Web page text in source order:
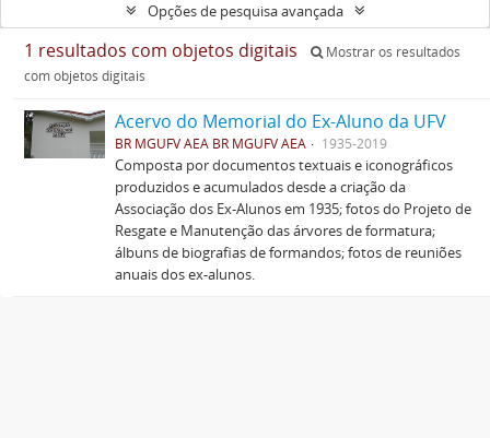
Opções de pesquisa avançada
1 resultados com objetos digitais
Mostrar os resultados
com objetos digitais
Acervo do Memorial do Ex-Aluno da UFV
BR MGUFV AEA BR MGUFV AEA 1935-2019
Composta por documentos textuais e iconográficos
produzidos e acumulados desde a criação da
Associação dos Ex-Alunos em 1935; fotos do Projeto de
Resgate e Manutenção das árvores de formatura;
álbuns de biografias de formandos; fotos de reuniões
anuais dos ex-alunos.